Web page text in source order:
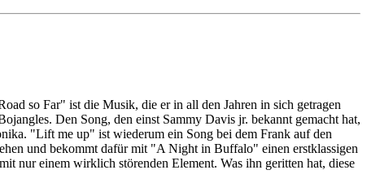
so Far" ist die Musik, die er in all den Jahren in sich getragen
Den Song, den einst Sammy Davis jr. bekannt gemacht hat,
"Lift me up" ist wiederum ein Song bei dem Frank auf den
und bekommt dafür mit "A Night in Buffalo" einen erstklassigen
nur einem wirklich störenden Element. Was ihn geritten hat, diese